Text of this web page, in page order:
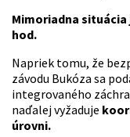
Mimoriadna situácia
hod.
Napriek tomu, že
závodu Bukóza sa
integrovaného
naďalej vyžaduje
úrovni.